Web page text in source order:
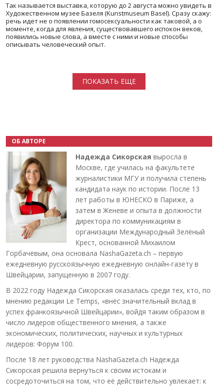
Так называется выставка, которую до 2 августа можно увидеть в
Художественном музее Базеля (Kunstmuseum Basel). Сразу скажу:
речь идет не о появлении гомосексуальности как таковой, а о
моменте, когда для явления, существовавшего испокон веков,
появились новые слова, а вместе с ними и новые способы
описывать человеческий опыт.
ПОКАЗАТЬ ЕЩЕ
ОБ АВТОРЕ
Надежда Сикорская выросла в
Москве, где училась на факультете
журналистики МГУ и получила степень
кандидата наук по истории. После 13
лет работы в ЮНЕСКО в Париже, а
затем в Женеве и опыта в должности
директора по коммуникациям в
организации Международный Зелёный
Крест, основанной Михаилом
Горбачёвым, она основала NashaGazeta.ch – первую
ежедневную русскоязычную ежедневную онлайн-газету в
Швейцарии, запущенную в 2007 году.
В 2022 году Надежда Сикорская оказалась среди тех, кто, по
мнению редакции Le Temps, «внёс значительный вклад в
успех франкоязычной Швейцарии», войдя таким образом в
число лидеров общественного мнения, а также
экономических, политических, научных и культурных
лидеров: Форум 100.
После 18 лет руководства NashaGazeta.ch Надежда
Сикорская решила вернуться к своим истокам и
сосредоточиться на том, что её действительно увлекает: к